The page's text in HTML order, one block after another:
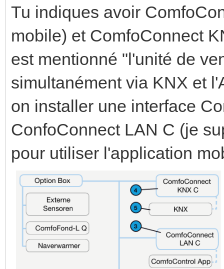
Tu indiques avoir
mobile) et ComfoConnect
est mentionné "l'unité de
simultanément via KNX et
on installer une interface
ConfoConnect LAN C (je
pour utiliser l'application